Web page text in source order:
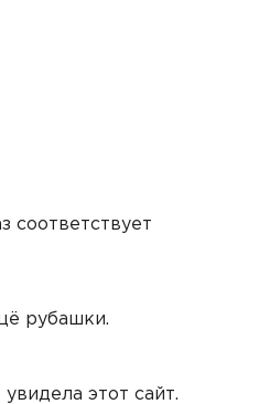
соответствует
рубашки.
этот сайт.